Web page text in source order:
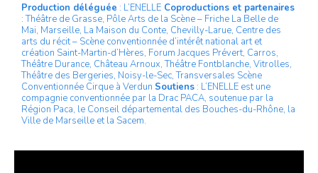
Production déléguée : L’ENELLE Coproductions et partenaires
: Théâtre de Grasse, Pôle Arts de la Scène – Friche La Belle de
Mai, Marseille, La Maison du Conte, Chevilly-Larue, Centre des
arts du récit – Scène conventionnée d’intérêt national art et
création Saint-Martin-d’Hères, Forum Jacques Prévert, Carros,
Théâtre Durance, Château Arnoux, Théâtre Fontblanche, Vitrolles,
Théâtre des Bergeries, Noisy-le-Sec, Transversales Scène
Conventionnée Cirque à Verdun Soutiens : L’ENELLE est une
compagnie conventionnée par la Drac PACA, soutenue par la
Région Paca, le Conseil départemental des Bouches-du-Rhône, la
Ville de Marseille et la Sacem.